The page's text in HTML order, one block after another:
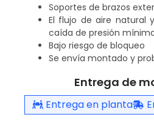
Soportes de brazos
El flujo de aire natural
caída de presión
Bajo riesgo de bloqueo
Se envía montado y
Entrega de
Entrega en planta